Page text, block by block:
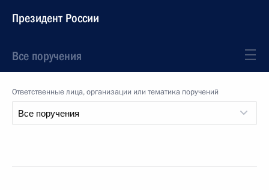
Президент России
Все поручения
Ответственные лица, организации или тематика поручений